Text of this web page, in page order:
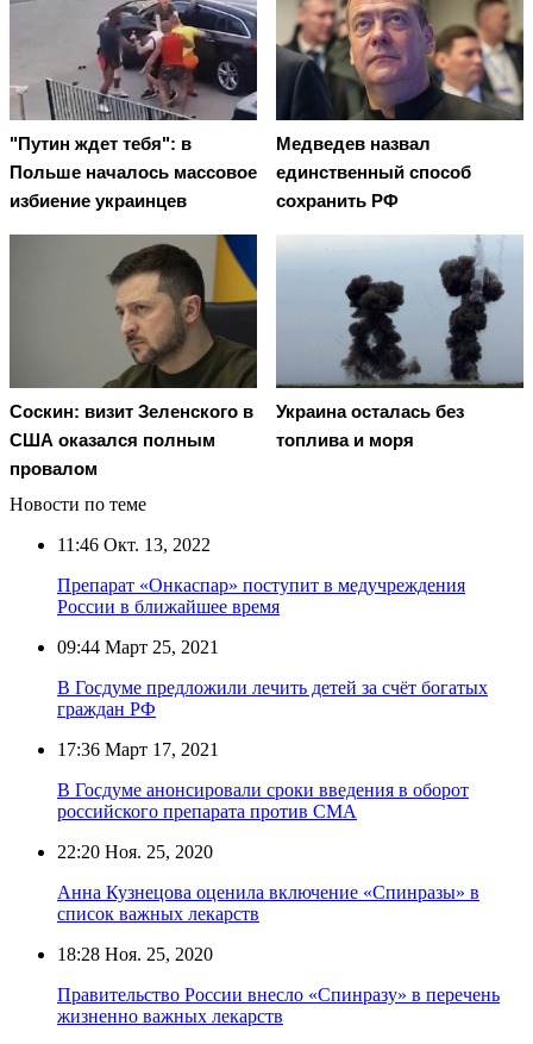
"Путин ждет тебя": в
Польше началось массовое
избиение украинцев
Медведев назвал
единственный способ
сохранить РФ
Соскин: визит Зеленского в
США оказался полным
провалом
Украина осталась без
топлива и моря
Новости по теме
11:46 Окт. 13, 2022
Препарат «Онкаспар» поступит в медучреждения
России в ближайшее время
09:44 Март 25, 2021
В Госдуме предложили лечить детей за счёт богатых
граждан РФ
17:36 Март 17, 2021
В Госдуме анонсировали сроки введения в оборот
российского препарата против СМА
22:20 Ноя. 25, 2020
Анна Кузнецова оценила включение «Спинразы» в
список важных лекарств
18:28 Ноя. 25, 2020
Правительство России внесло «Спинразу» в перечень
жизненно важных лекарств